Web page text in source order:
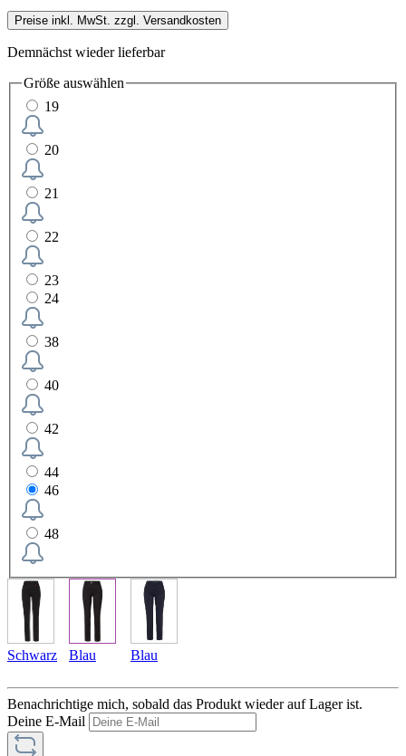
Preise inkl. MwSt. zzgl. Versandkosten
Demnächst wieder lieferbar
Größe auswählen
19
20
21
22
23
24
38
40
42
44
46
48
Schwarz Blau Blau
Benachrichtige mich, sobald das Produkt wieder auf Lager ist.
Deine E-Mail